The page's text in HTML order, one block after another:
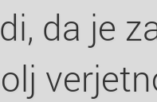
da je